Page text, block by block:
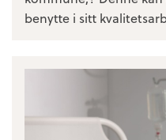
benytte i sitt